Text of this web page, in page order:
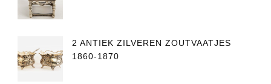
2 ANTIEK ZILVEREN ZOUTVAATJES
1860-1870